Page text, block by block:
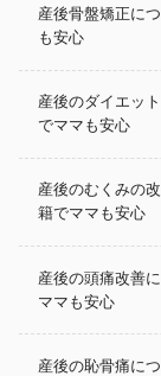
産後骨盤矯正に
も安心
産後のダイエッ
でママも安心
産後のむくみの
籍でママも安心
産後の頭痛改善
ママも安心
産後の恥骨痛に